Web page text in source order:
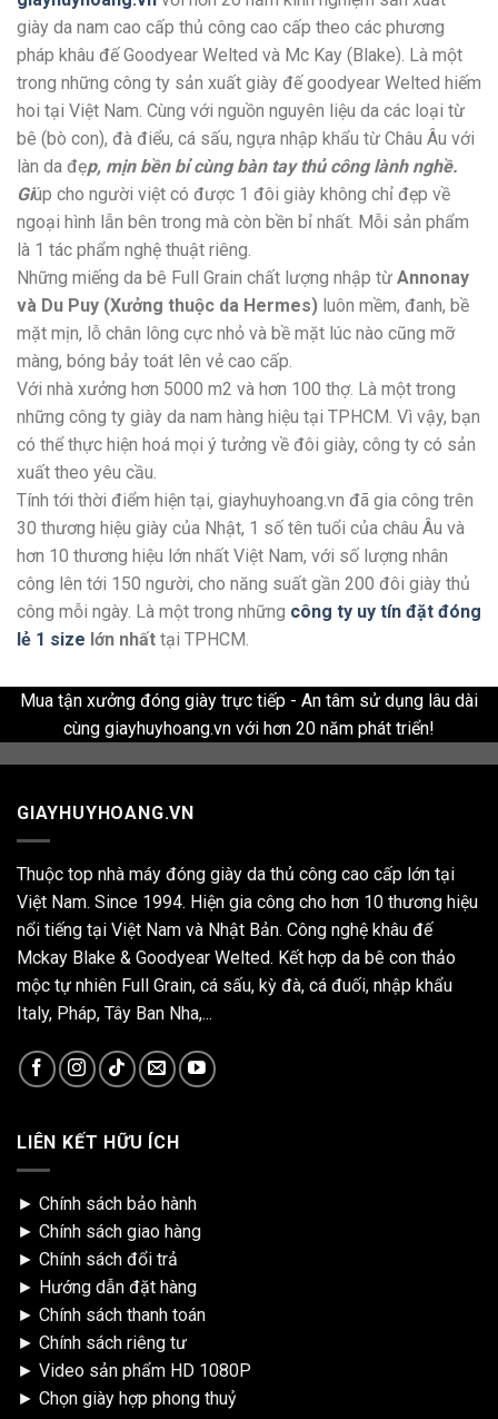
giày da nam cao cấp thủ công cao cấp theo các phương
pháp khâu đế Goodyear Welted và Mc Kay (Blake). Là một
trong những công ty sản xuất giày đế goodyear Welted hiếm
hoi tại Việt Nam. Cùng với nguồn nguyên liệu da các loại từ
bê (bò con), đà điểu, cá sấu, ngựa nhập khẩu từ Châu Âu với
làn da đẹp, mịn bền bỉ cùng bàn tay thủ công lành nghề.
Giúp cho người việt có được 1 đôi giày không chỉ đẹp về
ngoại hình lẫn bên trong mà còn bền bỉ nhất. Mỗi sản phẩm
là 1 tác phẩm nghệ thuật riêng.
Những miếng da bê Full Grain chất lượng nhập từ Annonay
và Du Puy (Xưởng thuộc da Hermes) luôn mềm, đanh, bề
mặt mịn, lỗ chân lông cực nhỏ và bề mặt lúc nào cũng mỡ
màng, bóng bảy toát lên vẻ cao cấp.
Với nhà xưởng hơn 5000 m2 và hơn 100 thợ. Là một trong
những công ty giày da nam hàng hiệu tại TPHCM. Vì vậy, bạn
có thể thực hiện hoá mọi ý tưởng về đôi giày, công ty có sản
xuất theo yêu cầu.
Tính tới thời điểm hiện tại, giayhuyhoang.vn đã gia công trên
30 thương hiệu giày của Nhật, 1 số tên tuổi của châu Âu và
hơn 10 thương hiệu lớn nhất Việt Nam, với số lượng nhân
công lên tới 150 người, cho năng suất gần 200 đôi giày thủ
công mỗi ngày. Là một trong những công ty uy tín đặt đóng
lẻ 1 size lớn nhất tại TPHCM.
Mua tận xưởng đóng giày trực tiếp - An tâm sử dụng lâu dài
cùng giayhuyhoang.vn với hơn 20 năm phát triển!
GIAYHUYHOANG.VN
Thuộc top nhà máy đóng giày da thủ công cao cấp lớn tại
Việt Nam. Since 1994. Hiện gia công cho hơn 10 thương hiệu
nổi tiếng tại Việt Nam và Nhật Bản. Công nghệ khâu đế
Mckay Blake & Goodyear Welted. Kết hợp da bê con thảo
mộc tự nhiên Full Grain, cá sấu, kỳ đà, cá đuối, nhập khẩu
Italy, Pháp, Tây Ban Nha,...
LIÊN KẾT HỮU ÍCH
► Chính sách bảo hành
► Chính sách giao hàng
► Chính sách đổi trả
► Hướng dẫn đặt hàng
► Chính sách thanh toán
► Chính sách riêng tư
► Video sản phẩm HD 1080P
► Chọn giày hợp phong thuỷ